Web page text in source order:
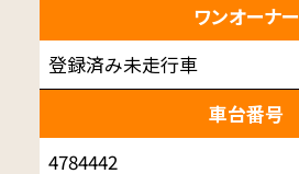
ワンオーナー
登録済み未走行車
車台番号
4784442